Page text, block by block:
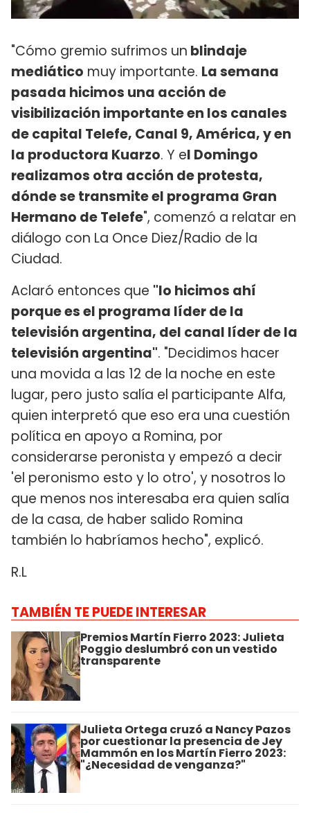
"Cómo gremio sufrimos un blindaje
mediático muy importante. La semana
pasada hicimos una acción de
visibilización importante en los canales
de capital Telefe, Canal 9, América, y en
la productora Kuarzo. Y el Domingo
realizamos otra acción de protesta,
dónde se transmite el programa Gran
Hermano de Telefe", comenzó a relatar en
diálogo con La Once Diez/Radio de la
Ciudad.
Aclaró entonces que "lo hicimos ahí
porque es el programa líder de la
televisión argentina, del canal líder de la
televisión argentina". "Decidimos hacer
una movida a las 12 de la noche en este
lugar, pero justo salía el participante Alfa,
quien interpretó que eso era una cuestión
política en apoyo a Romina, por
considerarse peronista y empezó a decir
'el peronismo esto y lo otro', y nosotros lo
que menos nos interesaba era quien salía
de la casa, de haber salido Romina
también lo habríamos hecho", explicó.
R.L
TAMBIÉN TE PUEDE INTERESAR
Premios Martín Fierro 2023: Julieta
Poggio deslumbró con un vestido
transparente
Julieta Ortega cruzó a Nancy Pazos
por cuestionar la presencia de Jey
Mammón en los Martín Fierro 2023:
"¿Necesidad de venganza?"